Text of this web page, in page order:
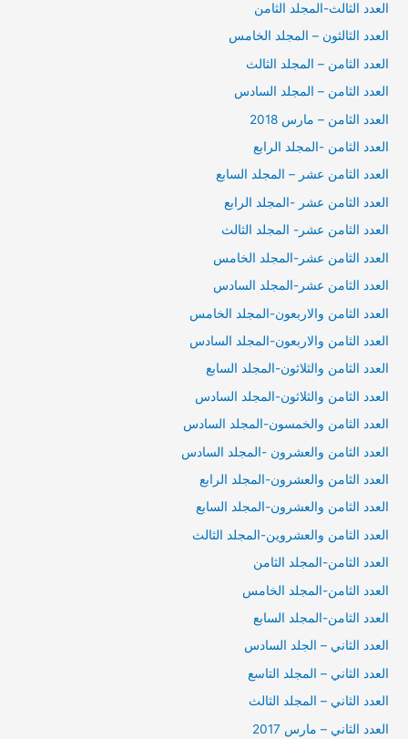
العدد الثالث-المجلد الثامن
العدد الثالثون – المجلد الخامس
العدد الثامن – المجلد الثالث
العدد الثامن – المجلد السادس
العدد الثامن – مارس 2018
العدد الثامن -المجلد الرابع
العدد الثامن عشر – المجلد السابع
العدد الثامن عشر -المجلد الرابع
العدد الثامن عشر- المجلد الثالث
العدد الثامن عشر-المجلد الخامس
العدد الثامن عشر-المجلد السادس
العدد الثامن والاربعون-المجلد الخامس
العدد الثامن والاربعون-المجلد السادس
العدد الثامن والثلاثون-المجلد السابع
العدد الثامن والثلاثون-المجلد السادس
العدد الثامن والخمسون-المجلد السادس
العدد الثامن والعشرون -المجلد السادس
العدد الثامن والعشرون-المجلد الرابع
العدد الثامن والعشرون-المجلد السابع
العدد الثامن والعشروين-المجلد الثالث
العدد الثامن-المجلد الثامن
العدد الثامن-المجلد الخامس
العدد الثامن-المجلد السابع
العدد الثاني – الجلد السادس
العدد الثاني – المجلد التاسع
العدد الثاني – المجلد الثالث
العدد الثاني – مارس 2017